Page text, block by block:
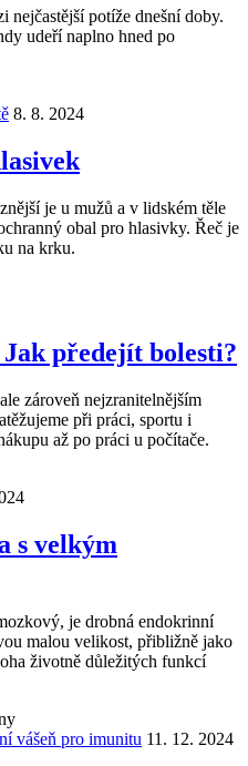
potíže dnešní doby.
udeří naplno hned po
8. 8. 2024
je u mužů a v lidském těle
obal pro hlasivky. Řeč je
na krku.
předejít bolesti?
zároveň nejzranitelnějším
při práci, sportu i
až po práci u počítače.
s velkým
je drobná endokrinní
malou velikost, přibližně jako
životně důležitých funkcí
vášeň pro imunitu 11. 12. 2024